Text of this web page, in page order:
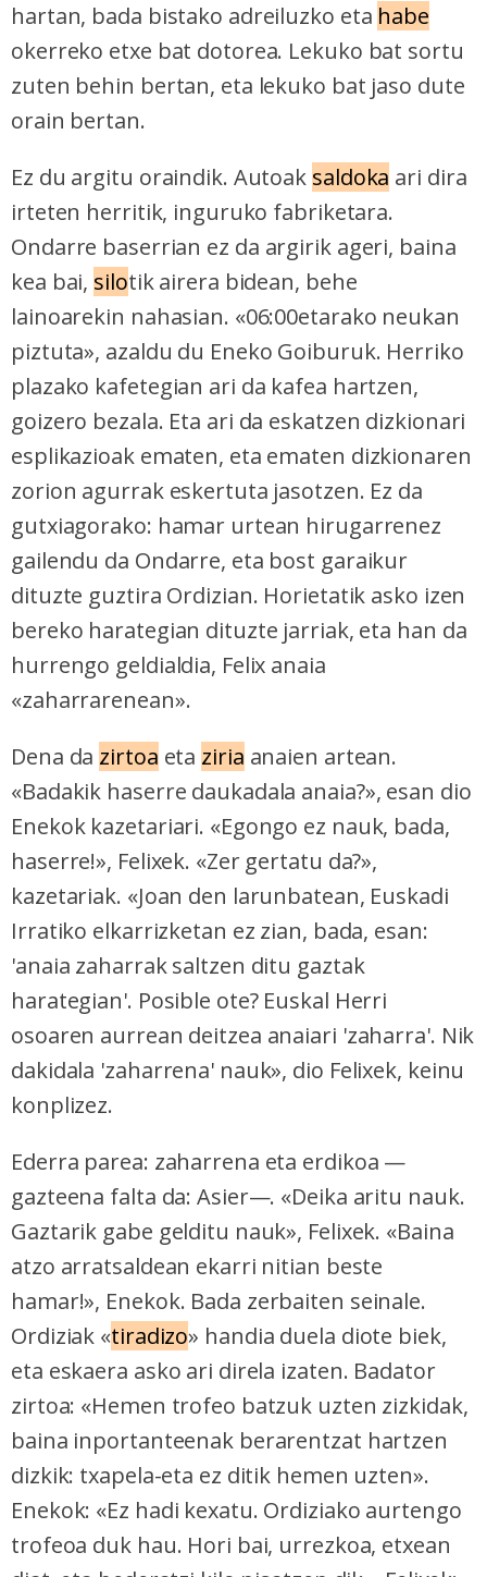
hartan, bada bistako adreiluzko eta habe
okerreko etxe bat dotorea. Lekuko bat sortu
zuten behin bertan, eta lekuko bat jaso dute
orain bertan.
Ez du argitu oraindik. Autoak saldoka ari dira
irteten herritik, inguruko fabriketara.
Ondarre baserrian ez da argirik ageri, baina
kea bai, silotik airera bidean, behe
lainoarekin nahasian. «06:00etarako neukan
piztuta», azaldu du Eneko Goiburuk. Herriko
plazako kafetegian ari da kafea hartzen,
goizero bezala. Eta ari da eskatzen dizkionari
esplikazioak ematen, eta ematen dizkionaren
zorion agurrak eskertuta jasotzen. Ez da
gutxiagorako: hamar urtean hirugarrenez
gailendu da Ondarre, eta bost garaikur
dituzte guztira Ordizian. Horietatik asko izen
bereko harategian dituzte jarriak, eta han da
hurrengo geldialdia, Felix anaia
«zaharrarenean».
Dena da zirtoa eta ziria anaien artean.
«Badakik haserre daukadala anaia?», esan dio
Enekok kazetariari. «Egongo ez nauk, bada,
haserre!», Felixek. «Zer gertatu da?»,
kazetariak. «Joan den larunbatean, Euskadi
Irratiko elkarrizketan ez zian, bada, esan:
'anaia zaharrak saltzen ditu gaztak
harategian'. Posible ote? Euskal Herri
osoaren aurrean deitzea anaiari 'zaharra'. Nik
dakidala 'zaharrena' nauk», dio Felixek, keinu
konplizez.
Ederra parea: zaharrena eta erdikoa —
gazteena falta da: Asier—. «Deika aritu nauk.
Gaztarik gabe gelditu nauk», Felixek. «Baina
atzo arratsaldean ekarri nitian beste
hamar!», Enekok. Bada zerbaiten seinale.
Ordiziak «tiradizo» handia duela diote biek,
eta eskaera asko ari direla izaten. Badator
zirtoa: «Hemen trofeo batzuk uzten zizkidak,
baina inportanteenak berarentzat hartzen
dizkik: txapela-eta ez ditik hemen uzten».
Enekok: «Ez hadi kexatu. Ordiziako aurtengo
trofeoa duk hau. Hori bai, urrezkoa, etxean